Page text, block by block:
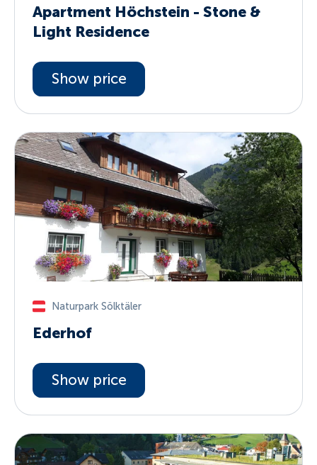
Apartment Höchstein - Stone &
Light Residence
Show price
Naturpark Sölktäler
Ederhof
Show price